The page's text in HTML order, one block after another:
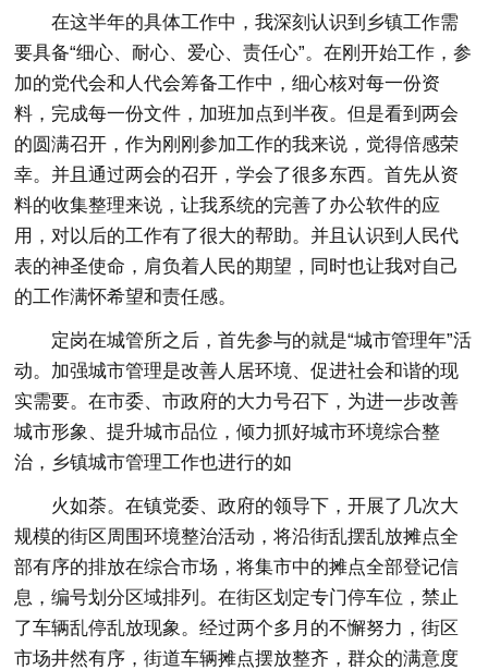
在这半年的具体工作中，我深刻认识到乡镇工作需
要具备“细心、耐心、爱心、责任心”。在刚开始工作，参
加的党代会和人代会筹备工作中，细心核对每一份资
料，完成每一份文件，加班加点到半夜。但是看到两会
的圆满召开，作为刚刚参加工作的我来说，觉得倍感荣
幸。并且通过两会的召开，学会了很多东西。首先从资
料的收集整理来说，让我系统的完善了办公软件的应
用，对以后的工作有了很大的帮助。并且认识到人民代
表的神圣使命，肩负着人民的期望，同时也让我对自己
的工作满怀希望和责任感。
定岗在城管所之后，首先参与的就是“城市管理年”活
动。加强城市管理是改善人居环境、促进社会和谐的现
实需要。在市委、市政府的大力号召下，为进一步改善
城市形象、提升城市品位，倾力抓好城市环境综合整
治，乡镇城市管理工作也进行的如
火如荼。在镇党委、政府的领导下，开展了几次大
规模的街区周围环境整治活动，将沿街乱摆乱放摊点全
部有序的排放在综合市场，将集市中的摊点全部登记信
息，编号划分区域排列。在街区划定专门停车位，禁止
了车辆乱停乱放现象。经过两个多月的不懈努力，街区
市场井然有序，街道车辆摊点摆放整齐，群众的满意度